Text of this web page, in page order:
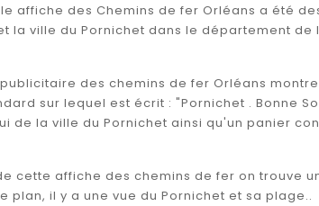
affiche des Chemins de fer Orléans a été
la ville du Pornichet dans le département de
des chemins de fer Orléans
sur lequel est écrit : "Pornichet . Bonne
de la ville du Pornichet ainsi qu'un panier
cette affiche des chemins de fer on trouve
plan, il y a une vue du Pornichet et sa plage..